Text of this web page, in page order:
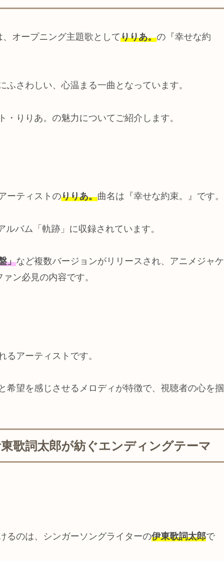
、オープニング主題歌としてりりあ。の『幸せな約
さわしい、心温まる一曲となっています。
りりあ。の魅力についてご紹介します。
ーティストのりりあ。曲名は『幸せな約束。』です。
バム「軌跡」に収録されています。
」など複数バージョンがリリースされ、アニメジャケ
ン必見の内容です。
るアーティストです。
希望を感じさせるメロディが特徴で、視聴者の心を掴
歌詞太郎が紡ぐエンディングテーマ
るのは、シンガーソングライターの伊東歌詞太郎で